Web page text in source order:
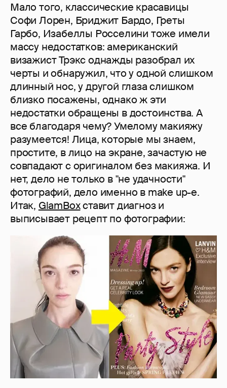
Мало того, классические красавицы
Софи Лорен, Бриджит Бардо, Греты
Гарбо, Изабеллы Росселини тоже имели
массу недостатков: американский
визажист Трэкс однажды разобрал их
черты и обнаружил, что у одной слишком
длинный нос, у другой глаза слишком
близко посажены, однако ж эти
недостатки обращены в достоинства. А
все благодаря чему? Умелому макияжу
разумеется! Лица, которые мы знаем,
простите, в лицо на экране, зачастую не
совпадают с оригиналом без макияжа. И
нет, дело не только в "не удачности"
фотографий, дело именно в make up-е.
Итак, GlamBoxставит диагноз и
выписывает рецепт по фотографии: